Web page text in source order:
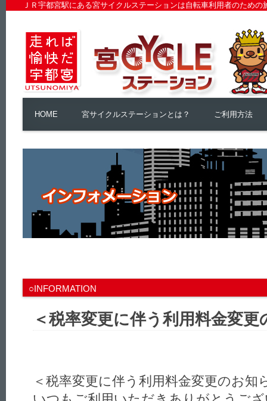
ＪＲ宇都宮駅にある宮サイクルステーションは自転車利用者のための
HOME 宮サイクルステーションとは？ ご利用方法
○INFORMATION
＜税率変更に伴う利用料金変
＜税率変更に伴う利用料金変更のお知